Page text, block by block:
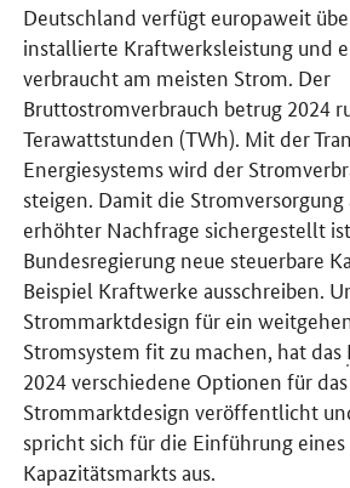
Deutschland verfügt europaweit
installierte Kraftwerksleistung und
verbraucht am meisten Strom. Der
Bruttostromverbrauch betrug 2024
Terawattstunden (TWh). Mit der
Energiesystems wird der
steigen. Damit die Stromversorgung
erhöhter Nachfrage sichergestellt
Bundesregierung neue steuerbare
Beispiel Kraftwerke ausschreiben.
Strommarktdesign für ein
Stromsystem fit zu machen, hat das
2024 verschiedene Optionen für
Strommarktdesign veröffentlicht
spricht sich für die Einführung
Kapazitätsmarkts aus.